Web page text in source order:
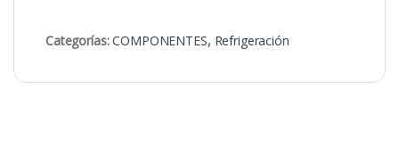
Categorías:COMPONENTES, Refrigeración